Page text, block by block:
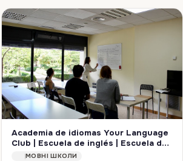
Academia de idiomas Your Language
Club | Escuela de inglés | Escuela de
español
МОВНІ ШКОЛИ